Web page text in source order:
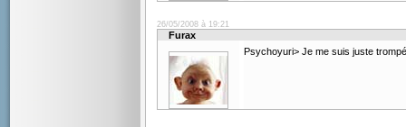
26/05/2008 à 19:21
Furax
Psychoyuri> Je me suis juste